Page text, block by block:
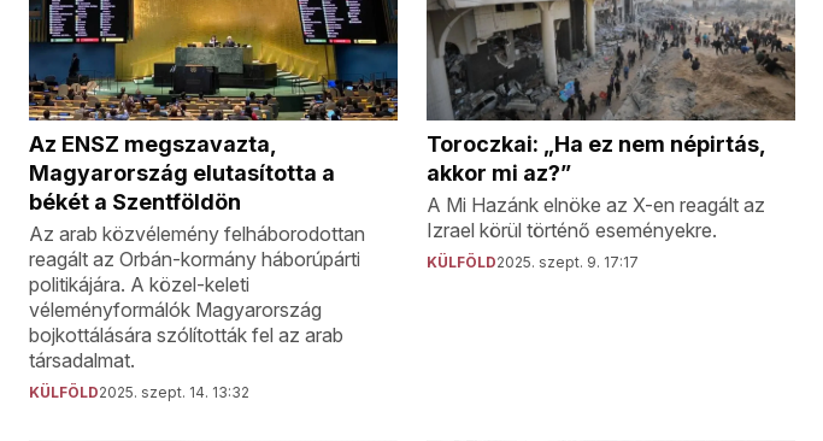
Az ENSZ megszavazta,
Magyarország elutasította a
békét a Szentföldön
Az arab közvélemény felháborodottan
reagált az Orbán-kormány háborúpárti
politikájára. A közel-keleti
véleményformálók Magyarország
bojkottálására szólították fel az arab
társadalmat.
KÜLFÖLD2025. szept. 14. 13:32
Toroczkai: „Ha ez nem népirtás,
akkor mi az?”
A Mi Hazánk elnöke az X-en reagált az
Izrael körül történő eseményekre.
KÜLFÖLD2025. szept. 9. 17:17